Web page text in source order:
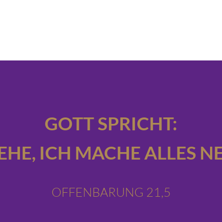
GOTT SPRICHT:
ICH MACHE ALLES
OFFENBARUNG 21,5